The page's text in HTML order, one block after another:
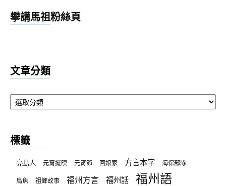
攀講馬祖粉絲頁
文章分類
文
章
標籤
亮島人 元宵擺暝 元宵節 回娘家 方言本字 海保部隊
烏魚 祖鄉故事 福州方言 福州話 福州語